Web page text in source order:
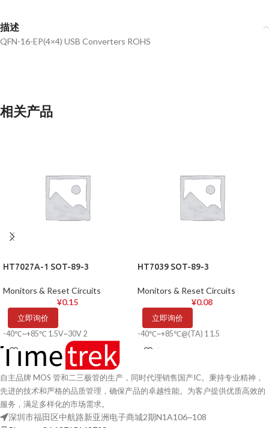
描述
QFN-16-EP(4×4) USB Converters ROHS
相关产品
HT7027A-1 SOT-89-3
Monitors & Reset Circuits
¥0.15
立即询价
-40℃~+85℃ 1.5V~30V 2
HT7039 SOT-89-3
Monitors & Reset Circuits
¥0.08
立即询价
-40℃~+85℃@(TA) 1 1.5
自主品牌 MOS 管和二三极管的生产，同时代理销售国产IC。秉持专业精神，
先进的技术和严格的品质管理，确保产品的卓越性能。为客户提供优质高效的
服务，满足多样化的市场需求。
深圳市福田区中航路新亚洲电子商城2期N1A106~108